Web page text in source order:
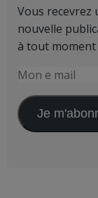
Vous recevrez
nouvelle
à tout moment
Mon
mail Je